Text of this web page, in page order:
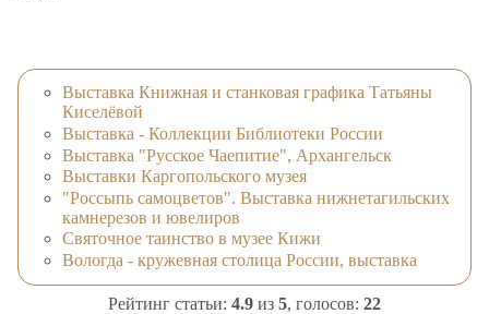
Выставка Книжная и станковая графика Татьяны
Киселёвой
Выставка - Коллекции Библиотеки России
Выставка "Русское Чаепитие", Архангельск
Выставки Каргопольского музея
"Россыпь самоцветов". Выставка нижнетагильских
камнерезов и ювелиров
Святочное таинство в музее Кижи
Вологда - кружевная столица России, выставка
Рейтинг статьи: 4.9 из 5, голосов: 22